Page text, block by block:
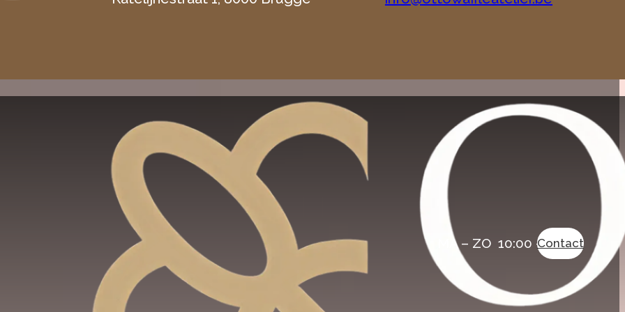
MA – ZO 10:00 – 20:00
Contact